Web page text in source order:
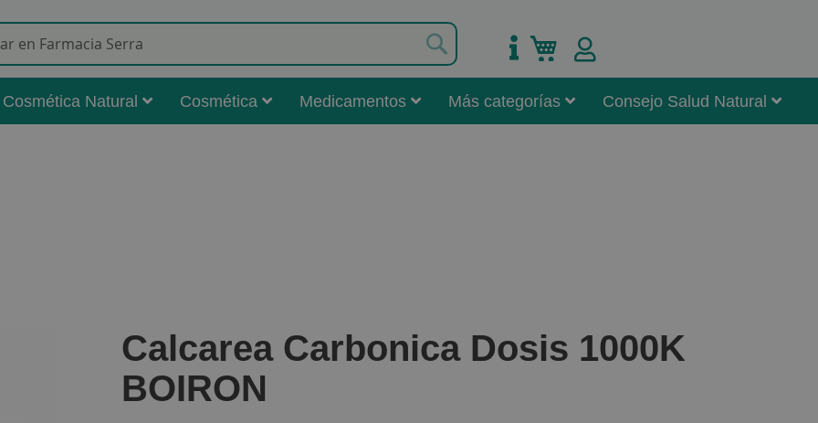
Mi carrito
Cosmética Natural Cosmética Medicamentos Más categorías Consejo Salud Natural
Calcarea Carbonica Dosis 1000K
BOIRON